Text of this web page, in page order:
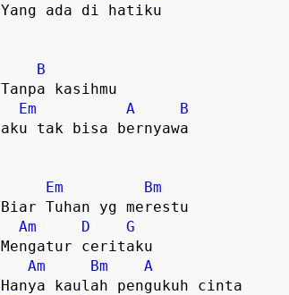
Yang ada di hatiku
B
Tanpa kasihmu
Em
A
B
aku tak bisa bernyawa
Em
Bm
Biar Tuhan yg merestu
Am
D
G
Mengatur ceritaku
Am
Bm
A
Hanya kaulah pengukuh cinta